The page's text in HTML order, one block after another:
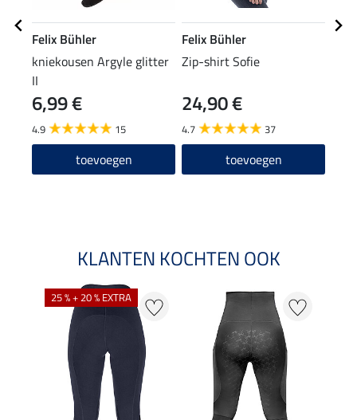
Felix Bühler
kniekousen Argyle glitter
II
6,99 €
4.9 15
toevoegen
Felix Bühler
Zip-shirt Sofie
24,90 €
4.7 37
toevoegen
KLANTEN KOCHTEN OOK
25 % + 20 % EXTRA